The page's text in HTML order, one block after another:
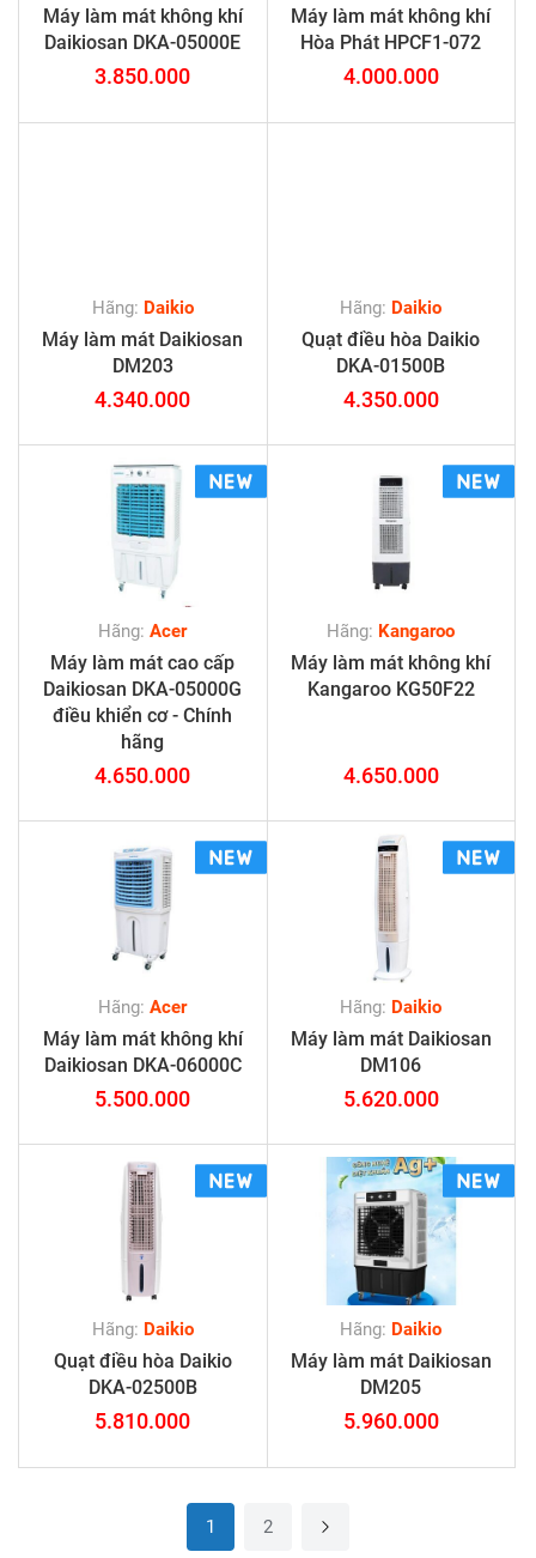
Máy làm mát không khí
Daikiosan DKA-05000E
3.850.000
Máy làm mát không khí
Hòa Phát HPCF1-072
4.000.000
Hãng: Daikio
Máy làm mát Daikiosan
DM203
4.340.000
Hãng: Daikio
Quạt điều hòa Daikio
DKA-01500B
4.350.000
Hãng:Acer
Máy làm mát cao cấp
Daikiosan DKA-05000G
điều khiển cơ - Chính
hãng
4.650.000
Hãng: Kangaroo
Máy làm mát không khí
Kangaroo KG50F22
4.650.000
Hãng:Acer
Máy làm mát không khí
Daikiosan DKA-06000C
5.500.000
Hãng: Daikio
Máy làm mát Daikiosan
DM106
5.620.000
Hãng: Daikio
Quạt điều hòa Daikio
DKA-02500B
5.810.000
Hãng: Daikio
Máy làm mát Daikiosan
DM205
5.960.000
1 2